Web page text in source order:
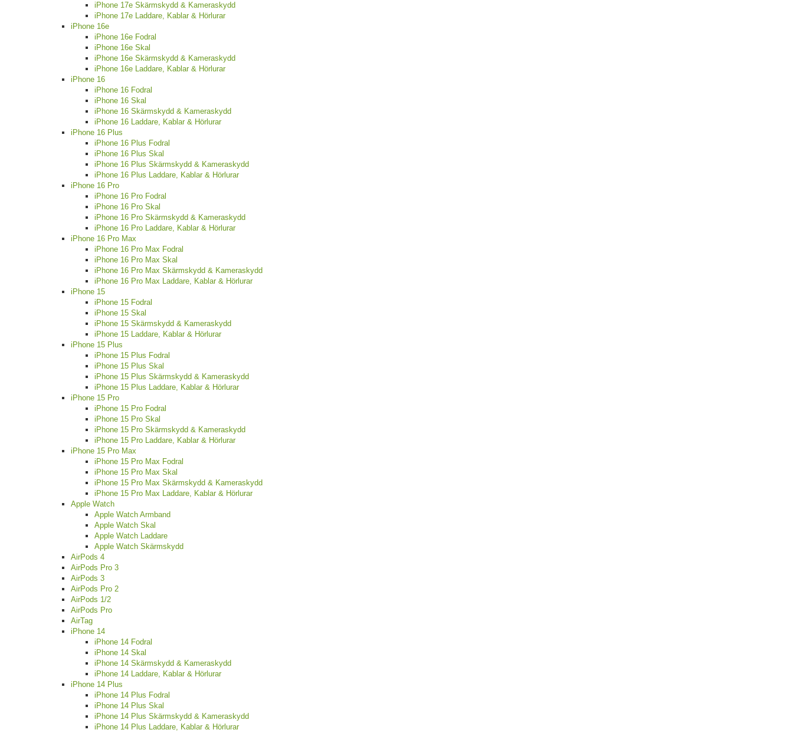
iPhone 17e Skärmskydd & Kameraskydd
iPhone 17e Laddare, Kablar & Hörlurar
iPhone 16e
iPhone 16e Fodral
iPhone 16e Skal
iPhone 16e Skärmskydd & Kameraskydd
iPhone 16e Laddare, Kablar & Hörlurar
iPhone 16
iPhone 16 Fodral
iPhone 16 Skal
iPhone 16 Skärmskydd & Kameraskydd
iPhone 16 Laddare, Kablar & Hörlurar
iPhone 16 Plus
iPhone 16 Plus Fodral
iPhone 16 Plus Skal
iPhone 16 Plus Skärmskydd & Kameraskydd
iPhone 16 Plus Laddare, Kablar & Hörlurar
iPhone 16 Pro
iPhone 16 Pro Fodral
iPhone 16 Pro Skal
iPhone 16 Pro Skärmskydd & Kameraskydd
iPhone 16 Pro Laddare, Kablar & Hörlurar
iPhone 16 Pro Max
iPhone 16 Pro Max Fodral
iPhone 16 Pro Max Skal
iPhone 16 Pro Max Skärmskydd & Kameraskydd
iPhone 16 Pro Max Laddare, Kablar & Hörlurar
iPhone 15
iPhone 15 Fodral
iPhone 15 Skal
iPhone 15 Skärmskydd & Kameraskydd
iPhone 15 Laddare, Kablar & Hörlurar
iPhone 15 Plus
iPhone 15 Plus Fodral
iPhone 15 Plus Skal
iPhone 15 Plus Skärmskydd & Kameraskydd
iPhone 15 Plus Laddare, Kablar & Hörlurar
iPhone 15 Pro
iPhone 15 Pro Fodral
iPhone 15 Pro Skal
iPhone 15 Pro Skärmskydd & Kameraskydd
iPhone 15 Pro Laddare, Kablar & Hörlurar
iPhone 15 Pro Max
iPhone 15 Pro Max Fodral
iPhone 15 Pro Max Skal
iPhone 15 Pro Max Skärmskydd & Kameraskydd
iPhone 15 Pro Max Laddare, Kablar & Hörlurar
Apple Watch
Apple Watch Armband
Apple Watch Skal
Apple Watch Laddare
Apple Watch Skärmskydd
AirPods 4
AirPods Pro 3
AirPods 3
AirPods Pro 2
AirPods 1/2
AirPods Pro
AirTag
iPhone 14
iPhone 14 Fodral
iPhone 14 Skal
iPhone 14 Skärmskydd & Kameraskydd
iPhone 14 Laddare, Kablar & Hörlurar
iPhone 14 Plus
iPhone 14 Plus Fodral
iPhone 14 Plus Skal
iPhone 14 Plus Skärmskydd & Kameraskydd
iPhone 14 Plus Laddare, Kablar & Hörlurar